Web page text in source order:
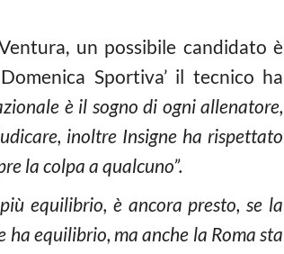
un possibile candidato è
Sportiva’ il tecnico ha
è il sogno di ogni allenatore,
inoltre Insigne ha rispettato
la colpa a qualcuno”.
equilibrio, è ancora presto, se la
equilibrio, ma anche la Roma sta